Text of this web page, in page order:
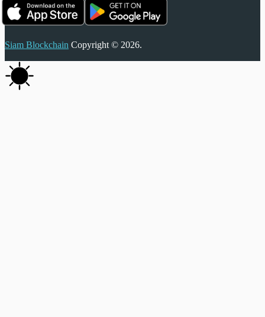
Siam Blockchain Copyright © 2026.